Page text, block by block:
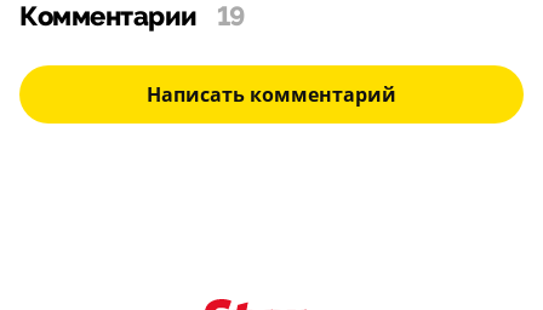
Комментарии 19
Написать комментарий